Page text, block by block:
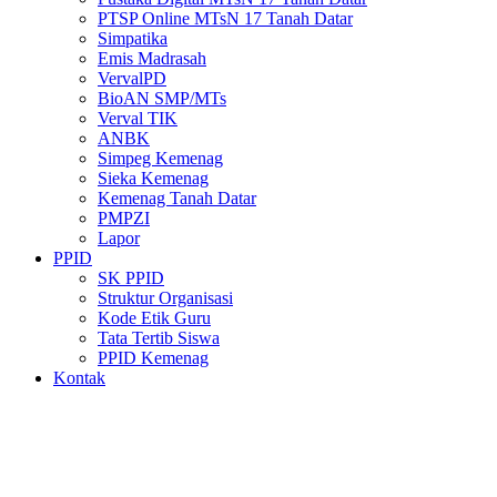
PTSP Online MTsN 17 Tanah Datar
Simpatika
Emis Madrasah
VervalPD
BioAN SMP/MTs
Verval TIK
ANBK
Simpeg Kemenag
Sieka Kemenag
Kemenag Tanah Datar
PMPZI
Lapor
PPID
SK PPID
Struktur Organisasi
Kode Etik Guru
Tata Tertib Siswa
PPID Kemenag
Kontak